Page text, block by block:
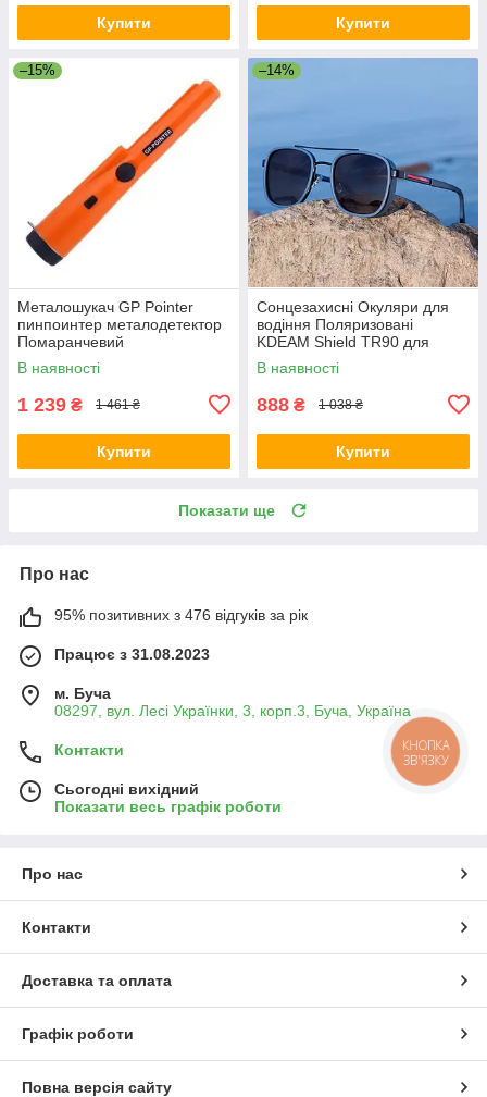
Купити Купити
–15%
Металошукач GP Pointer
пинпоинтер металодетектор
Помаранчевий
В наявності
1 239 ₴ 1 461 ₴
Купити
–14%
Сонцезахисні Окуляри для
водіння Поляризовані
KDEAM Shield TR90 для
риболовлі з тканинним
чохлом Унісекс Сірі
В наявності
888 ₴ 1 038 ₴
Купити
Показати ще
Про нас
95% позитивних з 476 відгуків за рік
Працює з 31.08.2023
м. Буча
08297, вул. Лесі Українки, 3, корп.3, Буча, Україна
Контакти
Сьогодні вихідний
Показати весь графік роботи
Про нас
Контакти
Доставка та оплата
Графік роботи
Повна версія сайту
КНОПКА
ЗВ'ЯЗКУ